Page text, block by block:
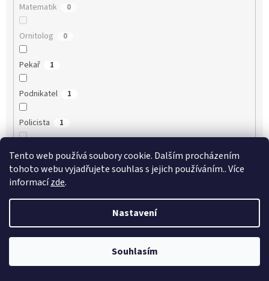
Tento web používá soubory cookie. Dalším procházením
tohoto webu vyjadřujete souhlas s jejich používáním.. Více
informacízde.
Nastavení
Souhlasím
Matematik 0
Ornitolog 0
Pekař 1
Podnikatel 1
Policista 1
Porodní asistentka 0
Právník 1
Ředitel 1
Řezník 0